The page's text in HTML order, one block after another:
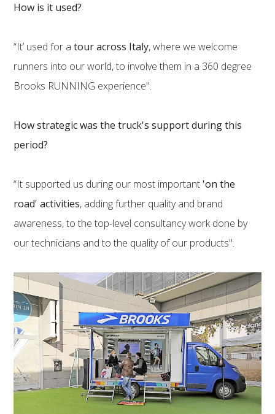
How is it used?
“It’ used for atour across Italy, where we welcome
runners into our world, to involve them in a 360 degree
Brooks RUNNING experience".
How strategic was the truck's support during this
period?
“It supported us during our most important 'on the
road' activities, adding further quality and brand
awareness, to the top-level consultancy work done by
our technicians and to the quality of our products".